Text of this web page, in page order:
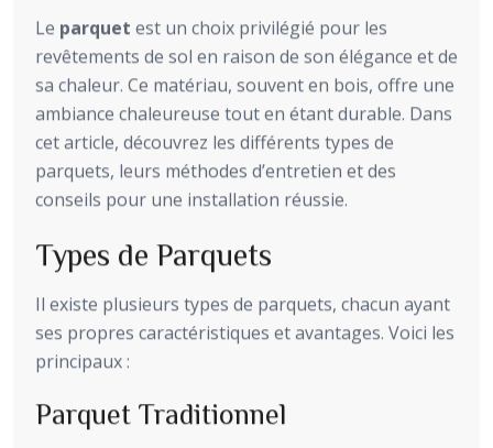
Le parquet est un choix privilégié pour les
revêtements de sol en raison de son élégance et de
sa chaleur. Ce matériau, souvent en bois, offre une
ambiance chaleureuse tout en étant durable. Dans
cet article, découvrez les différents types de
parquets, leurs méthodes d’entretien et des
conseils pour une installation réussie.
Types de Parquets
Il existe plusieurs types de parquets, chacun ayant
ses propres caractéristiques et avantages. Voici les
principaux :
Parquet Traditionnel